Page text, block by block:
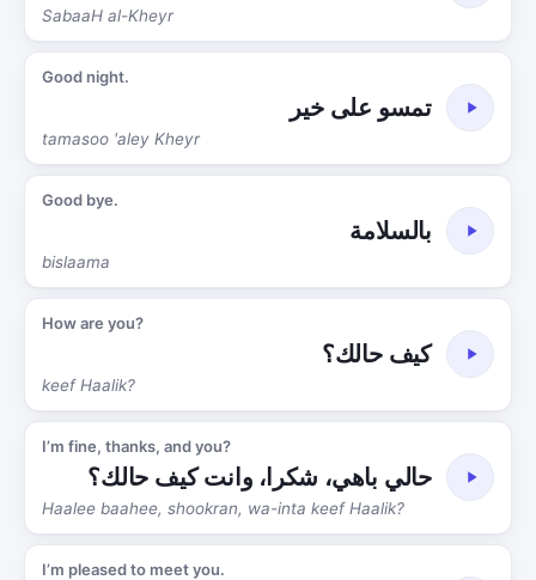
SabaaH al-Kheyr
Good night.
تمسو على خير
tamasoo 'aley Kheyr
Good bye.
بالسلامة
bislaama
How are you?
كيف حالك؟
keef Haalik?
I’m fine, thanks, and you?
حالي باهي، شكرا، وانت كيف حالك؟
Haalee baahee, shookran, wa-inta keef Haalik?
I’m pleased to meet you.